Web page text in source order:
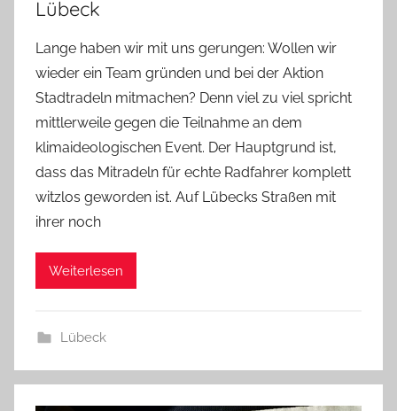
Lübeck
Lange haben wir mit uns gerungen: Wollen wir
wieder ein Team gründen und bei der Aktion
Stadtradeln mitmachen? Denn viel zu viel spricht
mittlerweile gegen die Teilnahme an dem
klimaideologischen Event. Der Hauptgrund ist,
dass das Mitradeln für echte Radfahrer komplett
witzlos geworden ist. Auf Lübecks Straßen mit
ihrer noch
Weiterlesen
Lübeck